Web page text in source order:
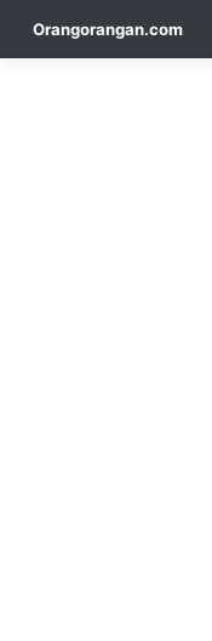
Orangorangan.com